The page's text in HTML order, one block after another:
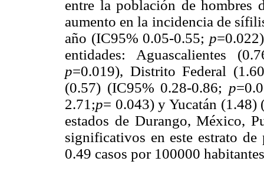
entre la población de hombres
aumento en la incidencia de
año (IC95% 0.05-0.55; p
entidades: Aguascalientes
p=0.019), Distrito Federal
(0.57) (IC95% 0.28-0.86; p
2.71;p= 0.043) y Yucatán
estados de Durango, México,
significativos en este estrato
0.49 casos por 100000